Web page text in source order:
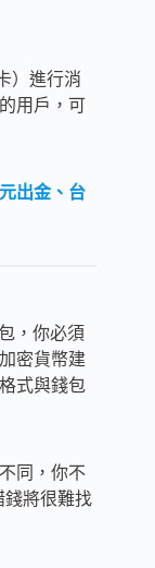
）進行消
用戶，可
出金、台
，你必須
密貨幣建
式與錢包
同，你不
錢將很難找